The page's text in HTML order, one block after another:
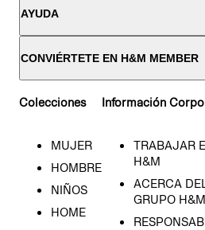
AYUDA
CONVIÉRTETE EN H&M MEMBER
Colecciones
MUJER
HOMBRE
NIÑOS
HOME
Información
TRABAJAR
H&M
ACERCA
GRUPO H&M